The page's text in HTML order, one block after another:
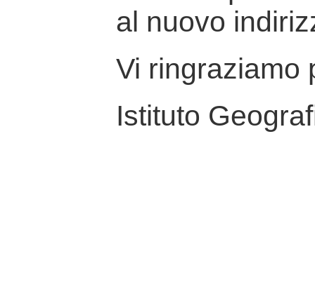
al nuovo
Vi ringraziamo
Istituto